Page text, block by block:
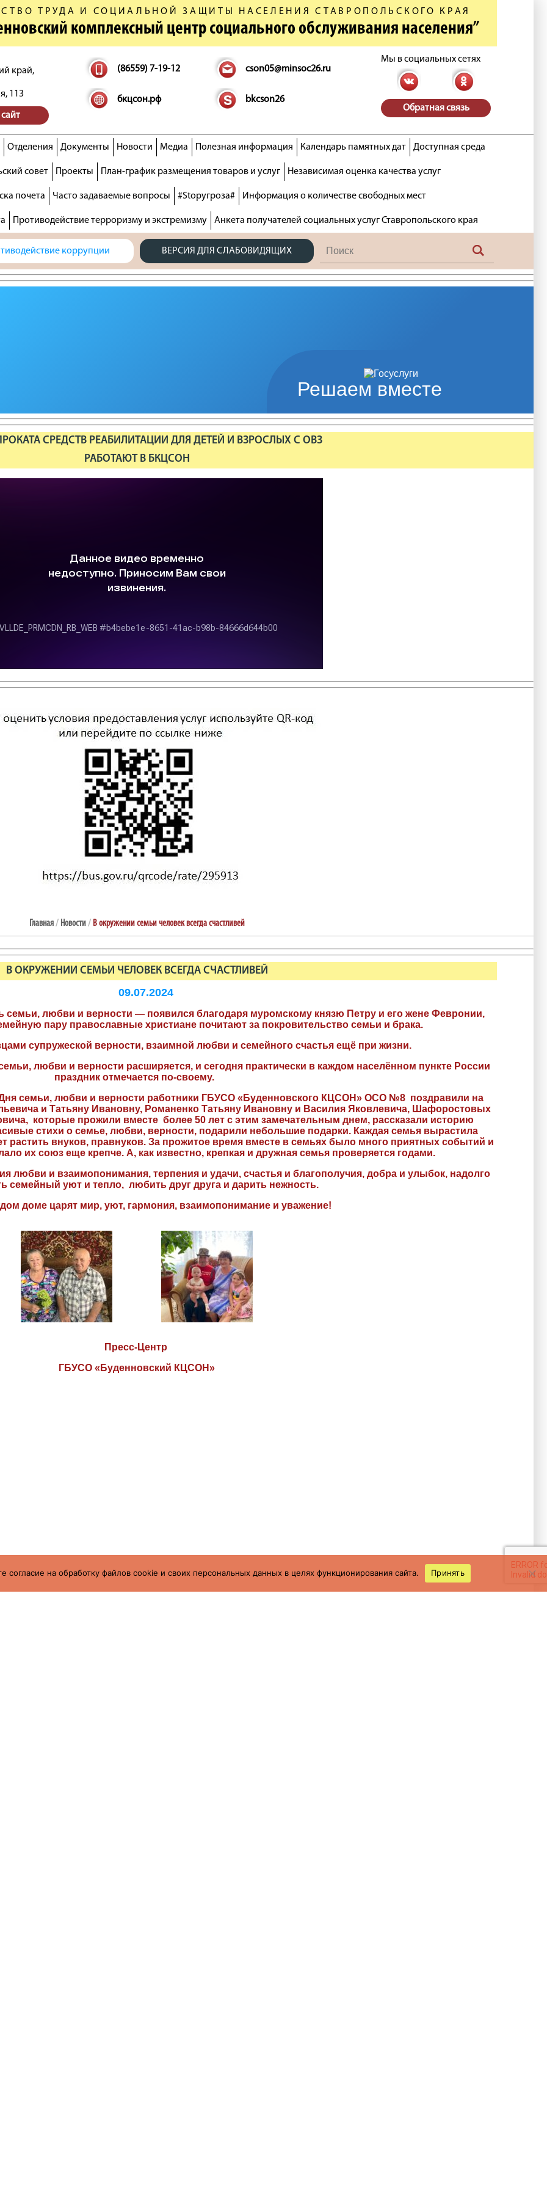
ТРУДА И СОЦИАЛЬНОЙ ЗАЩИТЫ НАСЕЛЕНИЯ СТАВРОПОЛЬСКОГО КРАЯ
комплексный центр социального обслуживания населения”
край,
113
(86559) 7-19-12 cson05@minsoc26.ru
бкцсон.рф bkcson26
Мы в социальных сетях
Обратная связь
Отделения Документы Новости Медиа Полезная информация Календарь памятных дат Доступная среда
совет Проекты План-график размещения товаров и услуг Независимая оценка качества услуг
почета Часто задаваемые вопросы #Stopугроза# Информация о количестве свободных мест
Противодействие терроризму и экстремизму Анкета получателей социальных услуг Ставропольского края
коррупции ВЕРСИЯ ДЛЯ СЛАБОВИДЯЩИХ
Решаем вместе
СРЕДСТВ РЕАБИЛИТАЦИИ ДЛЯ ДЕТЕЙ И ВЗРОСЛЫХ С ОВЗ
РАБОТАЮТ В БКЦСОН
Главная / Новости / В окружении семьи человек всегда счастливей
В ОКРУЖЕНИИ СЕМЬИ ЧЕЛОВЕК ВСЕГДА СЧАСТЛИВЕЙ
09.07.2024
любви и верности — появился благодаря муромскому князю Петру и его жене Февронии,
пару православные христиане почитают за покровительство семьи и брака.
супружеской верности, взаимной любви и семейного счастья ещё при жизни.
любви и верности расширяется, и сегодня практически в каждом населённом пункте России
праздник отмечается по-своему.
Дня семьи, любви и верности работники ГБУСО «Буденновского КЦСОН» ОСО №8 поздравили на
и Татьяну Ивановну, Романенко Татьяну Ивановну и Василия Яковлевича, Шафоростовых
которые прожили вместе более 50 лет с этим замечательным днем, рассказали историю
стихи о семье, любви, верности, подарили небольшие подарки. Каждая семья вырастила
растить внуков, правнуков. За прожитое время вместе в семьях было много приятных событий и
их союз еще крепче. А, как известно, крепкая и дружная семья проверяется годами.
любви и взаимопонимания, терпения и удачи, счастья и благополучия, добра и улыбок, надолго
семейный уют и тепло, любить друг друга и дарить нежность.
доме царят мир, уют, гармония, взаимопонимание и уважение!
Пресс-Центр
ГБУСО «Буденновский КЦСОН»
согласие на обработку файлов cookie и своих персональных данных в целях функционирования сайта. Принять